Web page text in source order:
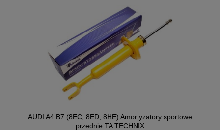
AUDI A4 B7 (8EC, 8ED, 8HE) Amortyzatory sportowe
przednie TA TECHNIX